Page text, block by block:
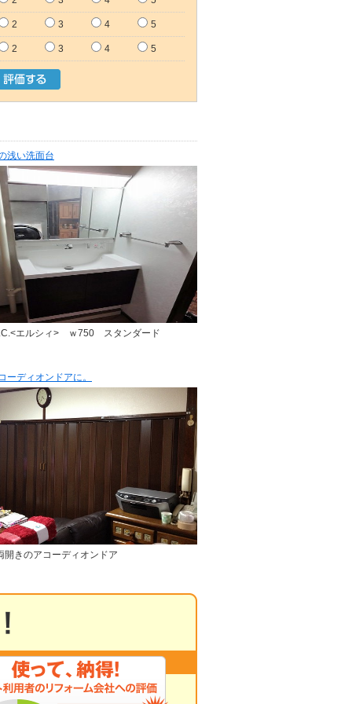
2 3 4 5
2 3 4 5
浅い洗面台
エルシィ> ｗ750 スタンダード
ーディオンドアに。
開きのアコーディオンドア